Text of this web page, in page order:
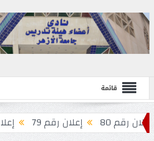
قائمة
رقم 80 إعلان رقم 79